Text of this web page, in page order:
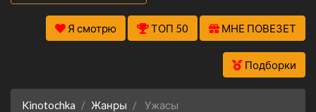
Я смотрю ТОП 50 МНЕ ПОВЕЗЕТ
Подборки
Kinotochka Жанры Ужасы